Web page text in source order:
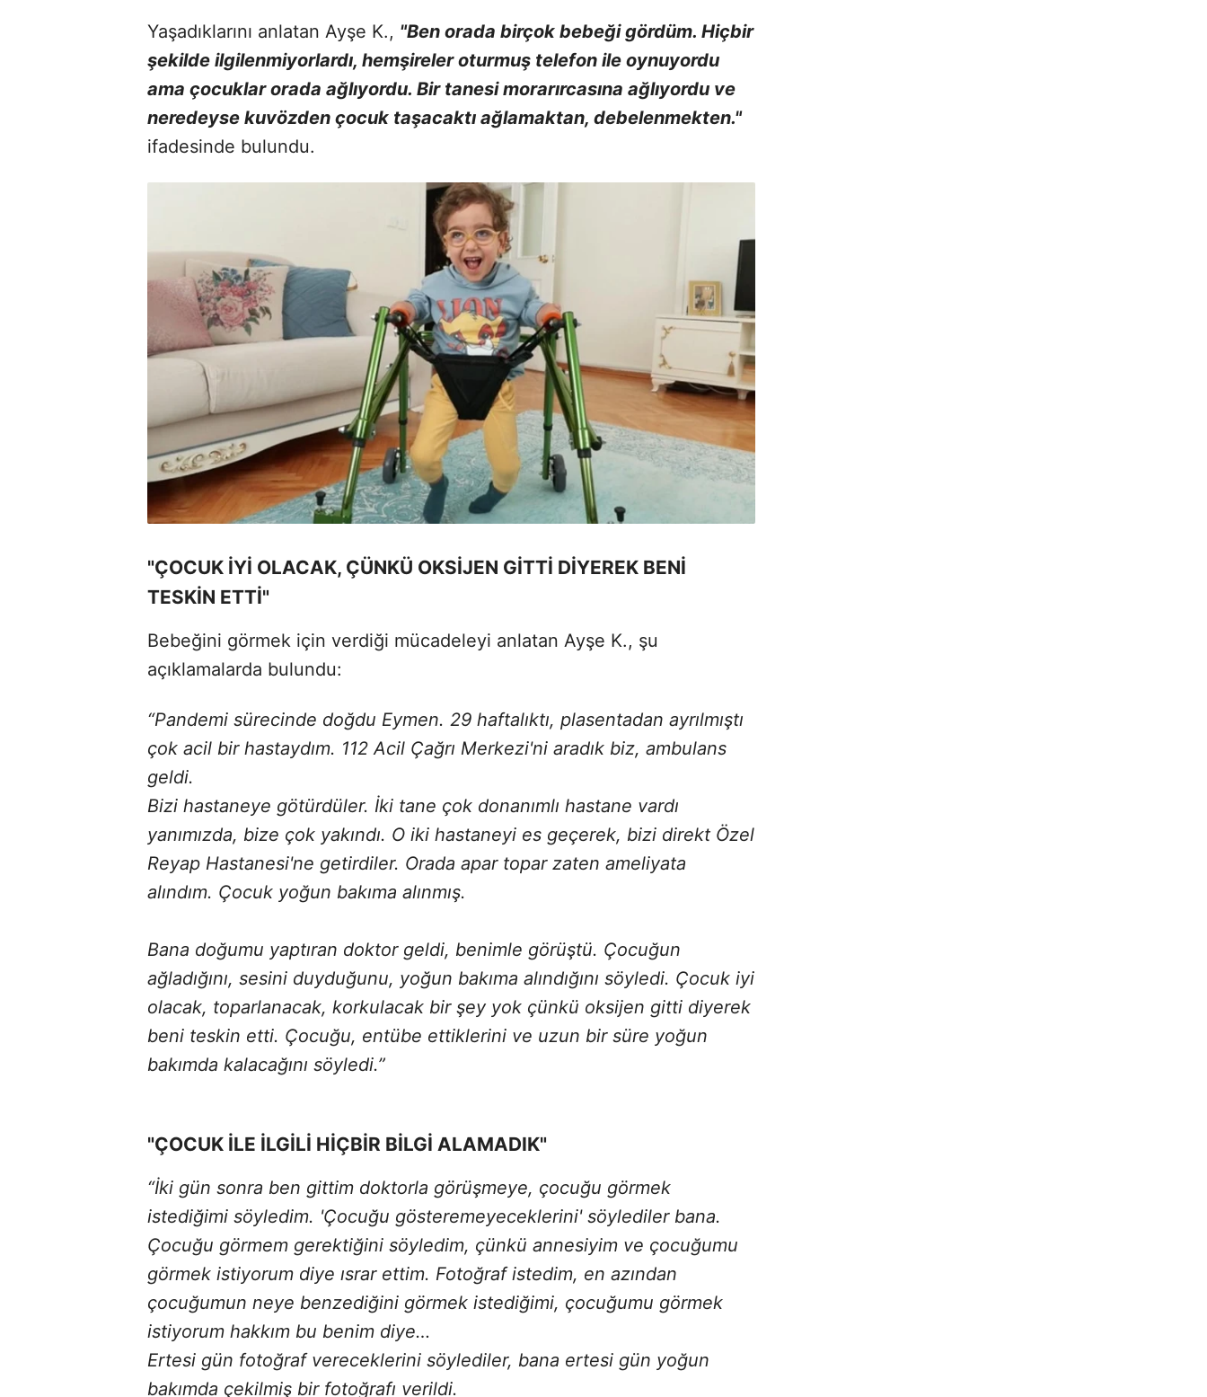
Yaşadıklarını anlatan Ayşe K., "Ben orada birçok bebeği gördüm. Hiçbir
şekilde ilgilenmiyorlardı, hemşireler oturmuş telefon ile oynuyordu
ama çocuklar orada ağlıyordu. Bir tanesi morarırcasına ağlıyordu ve
neredeyse kuvözden çocuk taşacaktı ağlamaktan, debelenmekten."
ifadesinde bulundu.
"ÇOCUK İYİ OLACAK, ÇÜNKÜ OKSİJEN GİTTİ DİYEREK BENİ
TESKİN ETTİ"
Bebeğini görmek için verdiği mücadeleyi anlatan Ayşe K., şu
açıklamalarda bulundu:
“Pandemi sürecinde doğdu Eymen. 29 haftalıktı, plasentadan ayrılmıştı
çok acil bir hastaydım. 112 Acil Çağrı Merkezi'ni aradık biz, ambulans
geldi.
Bizi hastaneye götürdüler. İki tane çok donanımlı hastane vardı
yanımızda, bize çok yakındı. O iki hastaneyi es geçerek, bizi direkt Özel
Reyap Hastanesi'ne getirdiler. Orada apar topar zaten ameliyata
alındım. Çocuk yoğun bakıma alınmış.
Bana doğumu yaptıran doktor geldi, benimle görüştü. Çocuğun
ağladığını, sesini duyduğunu, yoğun bakıma alındığını söyledi. Çocuk iyi
olacak, toparlanacak, korkulacak bir şey yok çünkü oksijen gitti diyerek
beni teskin etti. Çocuğu, entübe ettiklerini ve uzun bir süre yoğun
bakımda kalacağını söyledi.”
"ÇOCUK İLE İLGİLİ HİÇBİR BİLGİ ALAMADIK"
“İki gün sonra ben gittim doktorla görüşmeye, çocuğu görmek
istediğimi söyledim. 'Çocuğu gösteremeyeceklerini' söylediler bana.
Çocuğu görmem gerektiğini söyledim, çünkü annesiyim ve çocuğumu
görmek istiyorum diye ısrar ettim. Fotoğraf istedim, en azından
çocuğumun neye benzediğini görmek istediğimi, çocuğumu görmek
istiyorum hakkım bu benim diye…
Ertesi gün fotoğraf vereceklerini söylediler, bana ertesi gün yoğun
bakımda çekilmiş bir fotoğrafı verildi.